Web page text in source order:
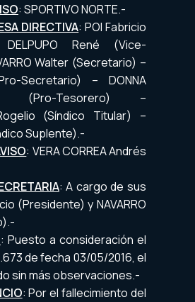
: SPORTIVO NORTE.-
DIRECTIVA: POI Fabricio
René (Vice-
Walter (Secretario) –
Secretario) – DONNA
(Pro-Tesorero) –
(Síndico Titular) –
Suplente).-
: VERA CORREA Andrés
: A cargo de sus
(Presidente) y NAVARRO
: Puesto a consideración el
de fecha 03/05/2016, el
sin más observaciones.-
: Por el fallecimiento del